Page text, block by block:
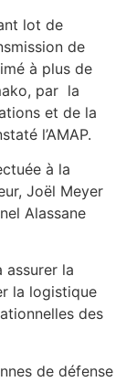
lot de
de
à plus de
par la
et de la
l’AMAP.
à la
Joël Meyer
Alassane
assurer la
la logistique
des
de défense